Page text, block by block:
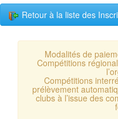
Retour à la liste des
Modalités de
Compétitions
Compétitions
prélèvement
clubs à l’issue des